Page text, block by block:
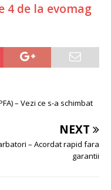
4 de la evomag
– Vezi ce s-a schimbat
NEXT
– Acordat rapid fara
garantii